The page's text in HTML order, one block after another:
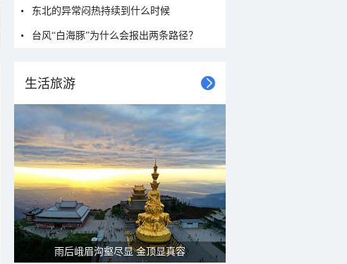
东北的异常闷热持续到什么时候
台风“白海豚”为什么会报出两条路径？
生活旅游
雨后峨眉沟壑尽显 金顶显真容